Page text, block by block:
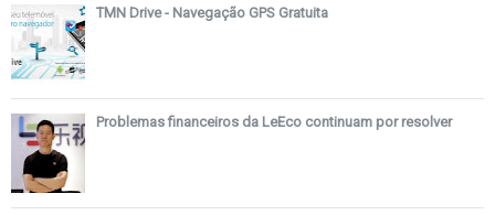
TMN Drive - Navegação GPS Gratuita
Problemas financeiros da LeEco continuam por resolver